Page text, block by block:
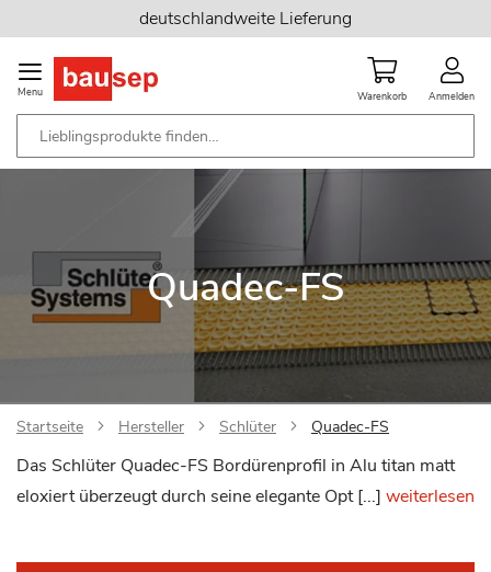
Inhalt
springen
deutschlandweite Lieferung
Menu Warenkorb Anmelden
Quadec-FS
Startseite Hersteller Schlüter Quadec-FS
Das Schlüter Quadec-FS Bordürenprofil in Alu titan matt
eloxiert überzeugt durch seine elegante Opt [...] weiterlesen